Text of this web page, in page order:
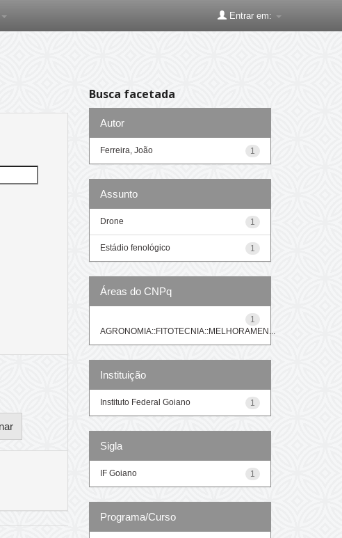
Entrar em:
Busca facetada
Autor
1
Ferreira, João
Assunto
1
Drone
1
Estádio fenológico
Áreas do CNPq
1
AGRONOMIA::FITOTECNIA::MELHORAMEN...
Instituição
1
Instituto Federal Goiano
Sigla
1
IF Goiano
Programa/Curso